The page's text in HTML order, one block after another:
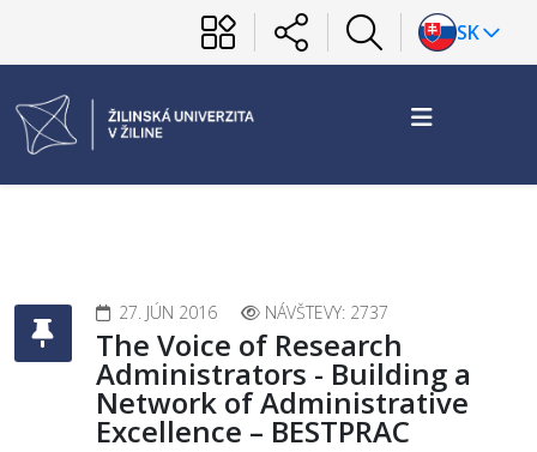
SK
27. JÚN 2016 NÁVŠTEVY: 2737
The Voice of Research
Administrators - Building a
Network of Administrative
Excellence – BESTPRAC